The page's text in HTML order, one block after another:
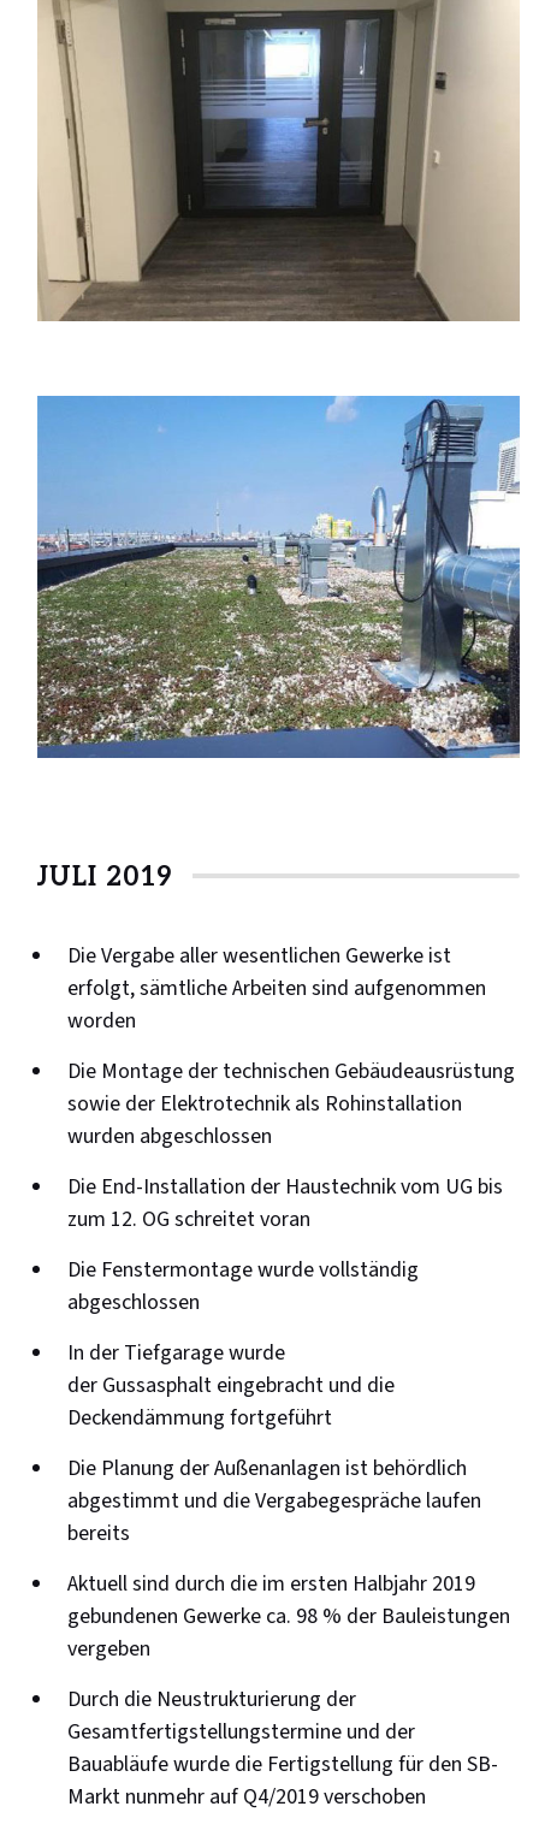
JULI 2019
Die Vergabe aller wesentlichen Gewerke ist
erfolgt, sämtliche Arbeiten sind aufgenommen
worden
Die Montage der technischen Gebäudeausrüstung
sowie der Elektrotechnik als Rohinstallation
wurden abgeschlossen
Die End-Installation der Haustechnik vom UG bis
zum 12. OG schreitet voran
Die Fenstermontage wurde vollständig
abgeschlossen
In der Tiefgarage wurde
der Gussasphalt eingebracht und die
Deckendämmung fortgeführt
Die Planung der Außenanlagen ist behördlich
abgestimmt und die Vergabegespräche laufen
bereits
Aktuell sind durch die im ersten Halbjahr 2019
gebundenen Gewerke ca. 98 % der Bauleistungen
vergeben
Durch die Neustrukturierung der
Gesamtfertigstellungstermine und der
Bauabläufe wurde die Fertigstellung für den SB-
Markt nunmehr auf Q4/2019 verschoben